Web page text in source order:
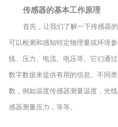
传感器的基本工作原理
首先，让我们了解一下传感器
可以检测和感知特定物理量或环境
线、压力、电流、电压等。它们通
数字数据来提供有用的信息。不同
数，例如温度传感器测量温度，光
感器测量压力，等等。